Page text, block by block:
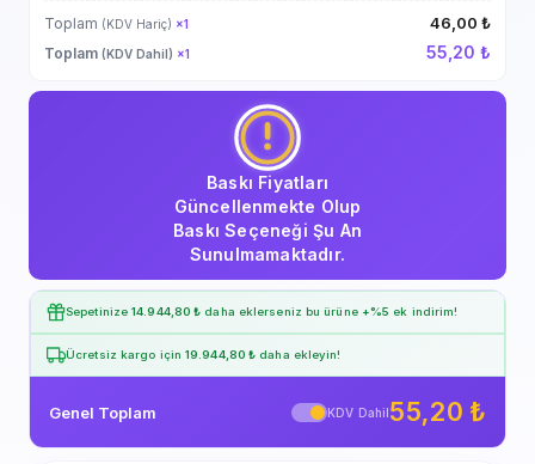
Toplam (KDV Hariç) ×1 46,00 ₺
Toplam (KDV Dahil) ×1 55,20 ₺
Baskı Fiyatları
Güncellenmekte Olup
Baskı Seçeneği Şu An
Sunulmamaktadır.
Sepetinize14.944,80 ₺ daha eklerseniz bu ürüne +%5 ek indirim!
Ücretsiz kargo için 19.944,80 ₺ daha ekleyin!
Genel Toplam KDV Dahil55,20 ₺